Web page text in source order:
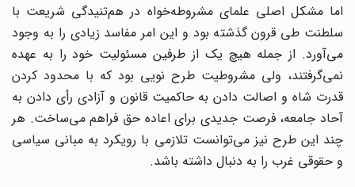
اما مشکل اصلی علمای مشروطه‌خواه در هم‌تنیدگی شریعت با
سلطنت طی قرون گذشته بود و این امر مفاسد زیادی را به وجود
می‌آورد. از جمله هیچ یک از طرفین مسئولیت خود را به عهده
نمی‌گرفتند، ولی مشروطیت طرح نویی بود که با محدود کردن
قدرت شاه و اصالت دادن به حاکمیت قانون و آزادی رأی دادن به
آحاد جامعه، فرصت جدیدی برای اعاده حق فراهم می‌ساخت. هر
چند این طرح نیز می‌توانست تلازمی با رویکرد به مبانی سیاسی
و حقوقی غرب را به دنبال داشته باشد.